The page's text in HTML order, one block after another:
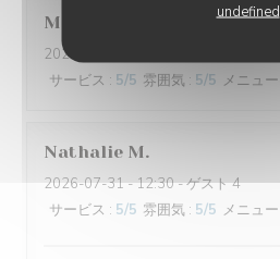
undefined
Marie
2026-07-31
サービス : 5/5 雰囲気 : 5/5 メニュー
Nathalie M
2026-07-31- 12:30 - ゲスト 4
サービス : 5/5 雰囲気 : 5/5 メニュー